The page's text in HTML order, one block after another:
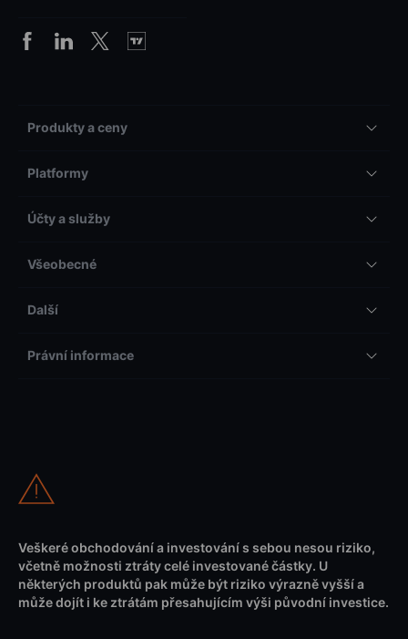
Produkty a ceny
Platformy
Účty a služby
Všeobecné
Další
Právní informace
Veškeré obchodování a investování s sebou nesou riziko,
včetně možnosti ztráty celé investované částky. U
některých produktů pak může být riziko výrazně vyšší a
může dojít i ke ztrátám přesahujícím výši původní investice.